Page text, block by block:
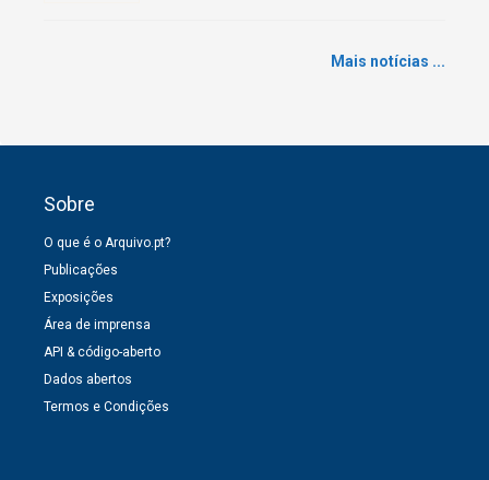
Mais notícias ...
Sobre
O que é o Arquivo.pt?
Publicações
Exposições
Área de imprensa
API & código-aberto
Dados abertos
Termos e Condições